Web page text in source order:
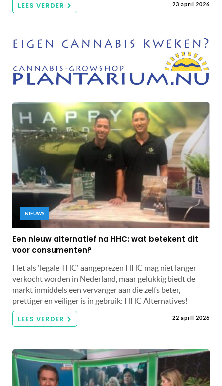
LEES VERDER 23 april 2026
NIEUWS
Een nieuw alternatief na HHC: wat betekent dit
voor consumenten?
Het als 'legale THC' aangeprezen HHC mag niet langer
verkocht worden in Nederland, maar gelukkig biedt de
markt inmiddels een vervanger aan die zelfs beter,
prettiger en veiliger is in gebruik: HHC Alternatives!
LEES VERDER 22 april 2026